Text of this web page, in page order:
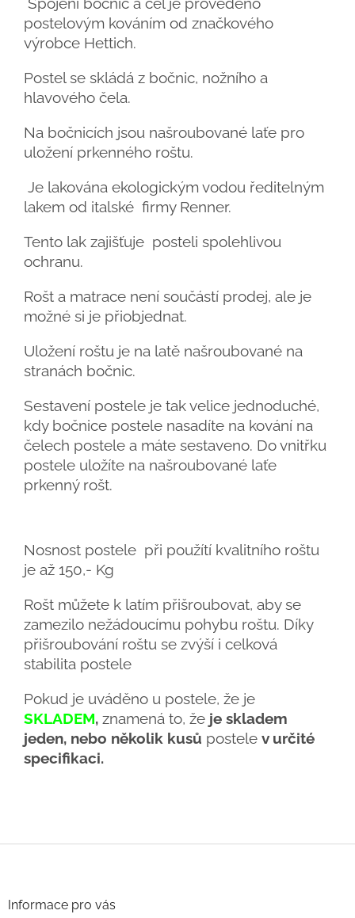
postelovým kováním od značkového
výrobce Hettich.
Postel se skládá z bočnic, nožního a
hlavového čela.
Na bočnicích jsou našroubované laťe pro
uložení prkenného roštu.
Je lakována ekologickým vodou ředitelným
lakem od italské firmy Renner.
Tento lak zajišťuje posteli spolehlivou
ochranu.
Rošt a matrace není součástí prodej, ale je
možné si je přiobjednat.
Uložení roštu je na latě našroubované na
stranách bočnic.
Sestavení postele je tak velice jednoduché,
kdy bočnice postele nasadíte na kování na
čelech postele a máte sestaveno. Do vnitřku
postele uložíte na našroubované laťe
prkenný rošt.
Nosnost postele při použítí kvalitního roštu
je až 150,- Kg
Rošt můžete k latím přišroubovat, aby se
zamezilo nežádoucímu pohybu roštu. Díky
přišroubování roštu se zvýší i celková
stabilita postele
Pokud je uváděno u postele, že je
SKLADEM, znamená to, že je skladem
jeden, nebo několik kusů postele v určité
specifikaci.
Informace pro vás